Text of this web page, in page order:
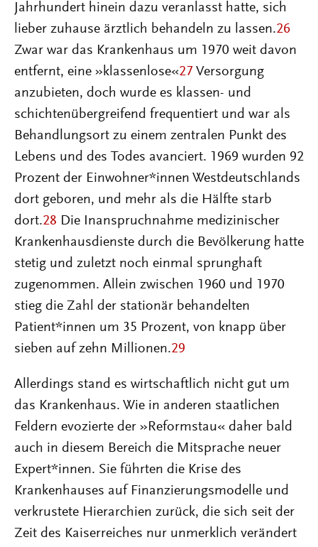
Jahrhundert hinein dazu veranlasst hatte, sich
lieber zuhause ärztlich behandeln zu lassen.26
Zwar war das Krankenhaus um 1970 weit davon
entfernt, eine »klassenlose«27 Versorgung
anzubieten, doch wurde es klassen- und
schichtenübergreifend frequentiert und war als
Behandlungsort zu einem zentralen Punkt des
Lebens und des Todes avanciert. 1969 wurden 92
Prozent der Einwohner*innen Westdeutschlands
dort geboren, und mehr als die Hälfte starb
dort.28 Die Inanspruchnahme medizinischer
Krankenhausdienste durch die Bevölkerung hatte
stetig und zuletzt noch einmal sprunghaft
zugenommen. Allein zwischen 1960 und 1970
stieg die Zahl der stationär behandelten
Patient*innen um 35 Prozent, von knapp über
sieben auf zehn Millionen.29
Allerdings stand es wirtschaftlich nicht gut um
das Krankenhaus. Wie in anderen staatlichen
Feldern evozierte der »Reformstau« daher bald
auch in diesem Bereich die Mitsprache neuer
Expert*innen. Sie führten die Krise des
Krankenhauses auf Finanzierungsmodelle und
verkrustete Hierarchien zurück, die sich seit der
Zeit des Kaiserreiches nur unmerklich verändert